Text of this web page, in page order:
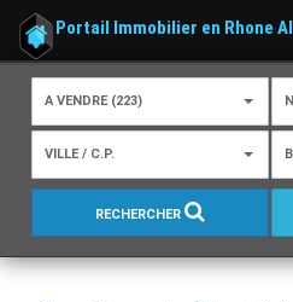
Portail Immobilier en Rhone
A VENDRE (223)
VILLE / C.P.
RECHERCHER